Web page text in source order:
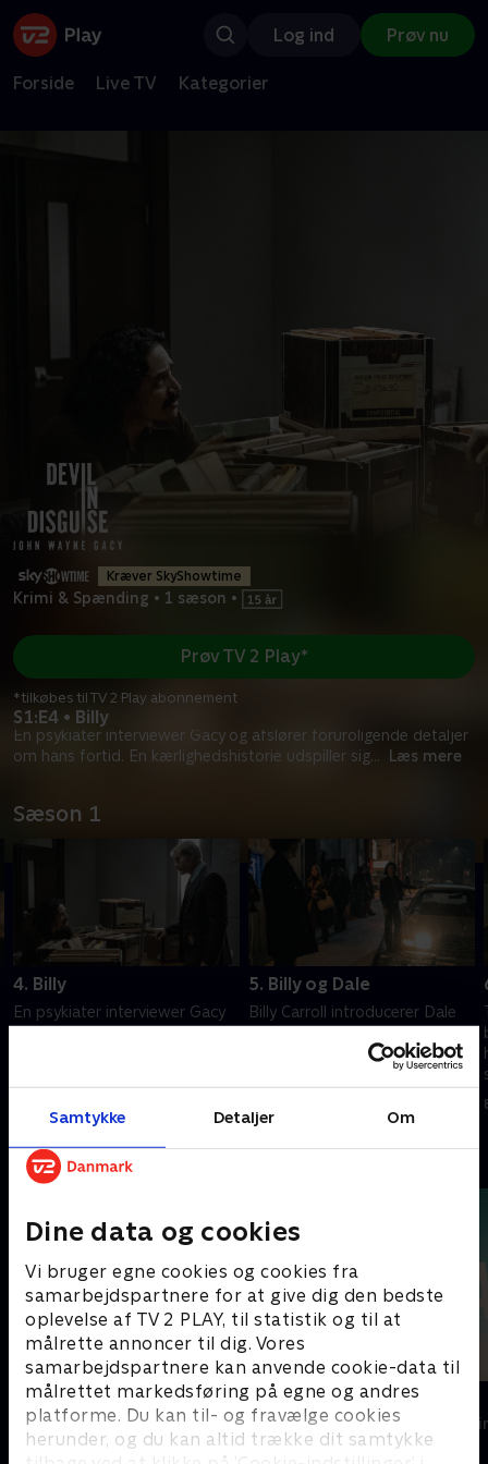
Samtykke Detaljer Om
Dine data og cookies
Vi bruger egne cookies og cookies fra
samarbejdspartnere for at give dig den bedste
oplevelse af TV 2 PLAY, til statistik og til at
målrette annoncer til dig. Vores
samarbejdspartnere kan anvende cookie-data til
målrettet markedsføring på egne og andres
platforme. Du kan til- og fravælge cookies
herunder, og du kan altid trække dit samtykke
Log ind Prøv nu
Forside Live TV Kategorier
Kræver SkyShowtime
Krimi & Spænding • 1 sæson •
S1:E4 • Billy
En psykiater interviewer Gacy og afslører foruroligende detaljer
om hans fortid. En kærlighedshistorie udspiller sig... Læs mere
Prøv TV 2 Play*
*tilkøbes til TV 2 Play abonnement
Sæson 1
4. Billy
En psykiater interviewer Gacy
Jo Paulus.
5. Billy og Dale
Billy Carroll introducerer Dale
til tider farlige verden af
Andre så også
Top Dog
Krimi & Spænding • 1 sæsoner
The Au Pair
Krimi &